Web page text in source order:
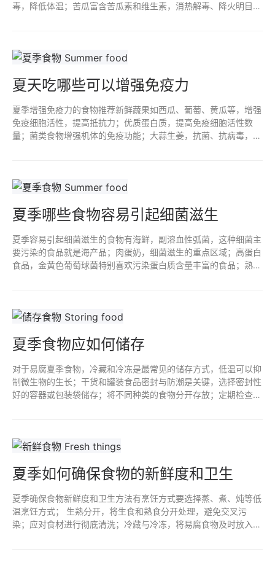
毒，降低体温；苦瓜富含苦瓜素和维生素，消热解毒、降火明目，
夏天吃哪些可以增强免疫力
夏季增强免疫力的食物推荐新鲜蔬果如西瓜、葡萄、黄瓜等，增强
免疫细胞活性，提高抵抗力；优质蛋白质，提高免疫细胞活性数
量；菌类食物增强机体的免疫功能；大蒜生姜，抗菌、抗病毒，增
夏季哪些食物容易引起细菌滋生
夏季容易引起细菌滋生的食物有海鲜，副溶血性弧菌，这种细菌主
要污染的食品就是海产品；肉蛋奶，细菌滋生的重点区域；高蛋白
食品，金黄色葡萄球菌特别喜欢污染蛋白质含量丰富的食品；熟食
夏季食物应如何储存
对于易腐夏季食物，冷藏和冷冻是最常见的储存方式，低温可以抑
制微生物的生长；干货和罐装食品密封与防潮是关键，选择密封性
好的容器或包装袋储存；将不同种类的食物分开存放；定期检查储
夏季如何确保食物的新鲜度和卫生
夏季确保食物新鲜度和卫生方法有烹饪方式要选择蒸、煮、炖等低
温烹饪方式； 生熟分开，将生食和熟食分开处理，避免交叉污
染；应对食材进行彻底清洗；冷藏与冷冻，将易腐食物及时放入冰